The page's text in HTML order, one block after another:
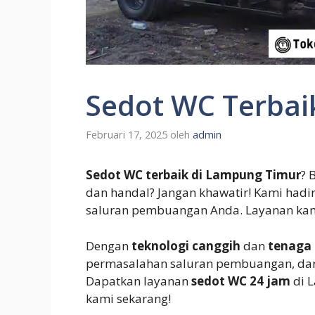
Sedot WC
Februari 17, 2025 oleh admin
Sedot WC terbaik di Lampung Timur?
dan handal? Jangan khawatir! Kami
saluran pembuangan Anda. Layanan
Dengan teknologi canggih dan tenaga
permasalahan saluran pembuangan,
Dapatkan layanansedot WC 24 jam di
kami sekarang!